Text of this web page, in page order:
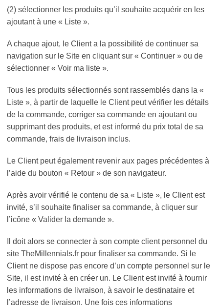
(2) sélectionner les produits qu’il souhaite acquérir en les
ajoutant à une « Liste ».
A chaque ajout, le Client a la possibilité de continuer sa
navigation sur le Site en cliquant sur « Continuer » ou de
sélectionner « Voir ma liste ».
Tous les produits sélectionnés sont rassemblés dans la «
Liste », à partir de laquelle le Client peut vérifier les détails
de la commande, corriger sa commande en ajoutant ou
supprimant des produits, et est informé du prix total de sa
commande, frais de livraison inclus.
Le Client peut également revenir aux pages précédentes à
l’aide du bouton « Retour » de son navigateur.
Après avoir vérifié le contenu de sa « Liste », le Client est
invité, s’il souhaite finaliser sa commande, à cliquer sur
l’icône « Valider la demande ».
Il doit alors se connecter à son compte client personnel du
site TheMillennials.fr pour finaliser sa commande. Si le
Client ne dispose pas encore d’un compte personnel sur le
Site, il est invité à en créer un. Le Client est invité à fournir
les informations de livraison, à savoir le destinataire et
l’adresse de livraison. Une fois ces informations